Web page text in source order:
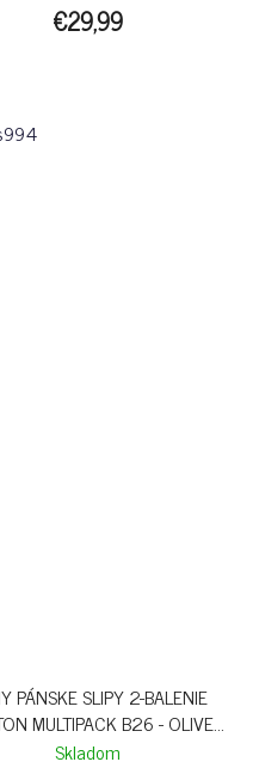
€29,99
PÁNSKE SLIPY 2-BALENIE
MULTIPACK B26 - OLIVE
STRIPE
Skladom